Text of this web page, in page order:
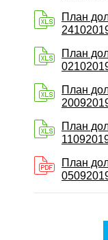
План
План
План
План
План